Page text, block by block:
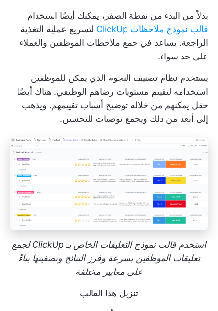
بدلاً من البدء من نقطة الصفر، يمكنك أيضًا استخدام
قالب نموذج ملاحظات ClickUp
لتسريع عملية التغذية
الراجعة. يساعد في جمع ملاحظات الموظفين والعملاء
على حد سواء.
يستخدم نظام تصنيف النجوم الذي يمكن للموظفين
استخدامه لتقييم مستويات رضاهم الوظيفي. هناك أيضًا
حقل يمكنهم من خلاله توضيح أسباب تقييمهم. ويذهب
إلى أبعد من ذلك ويجمع توصيات للتحسين.
استخدم قالب نموذج التعليقات الخاص بـ ClickUp لجمع
تعليقات الموظفين بسرعة وفرز النتائج وتصفيتها بناءً
على معايير مختلفة
تنزيل هذا القالب